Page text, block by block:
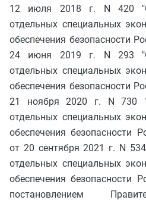
12 июля 2018 г. N 420 "О
отдельных специальных
обеспечения безопасности
24 июня 2019 г. N 293 "О
отдельных специальных
обеспечения безопасности
21 ноября 2020 г. N 730
отдельных специальных
обеспечения безопасности
от 20 сентября 2021 г. N
отдельных специальных
обеспечения безопасности
постановлением